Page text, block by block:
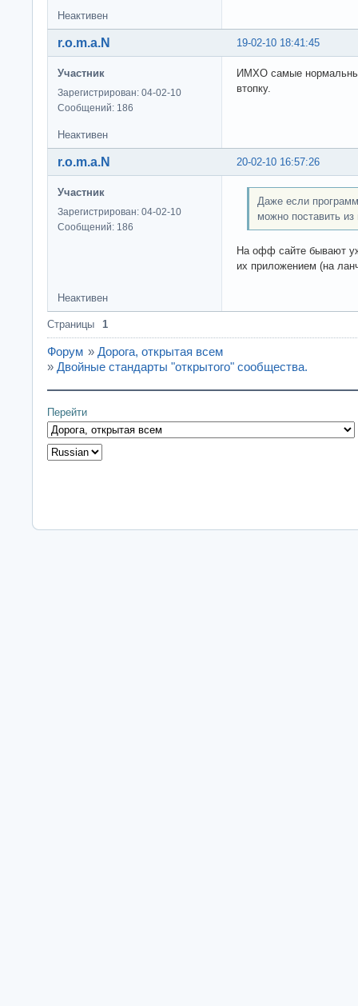
Неактивен
19-02-10 18:41:45
r.o.m.a.N
Участник
Зарегистрирован: 04-02-10
Сообщений: 186
ИМХО самые
втопку.
Неактивен
20-02-10 16:57:26
r.o.m.a.N
Участник
Зарегистрирован: 04-02-10
Сообщений: 186
Даже если
можно поставить из
На офф сайте бывают
их приложением (на
Неактивен
Страницы 1
Форум » Дорога, открытая всем
» Двойные стандарты "открытого" сообщества.
Перейти